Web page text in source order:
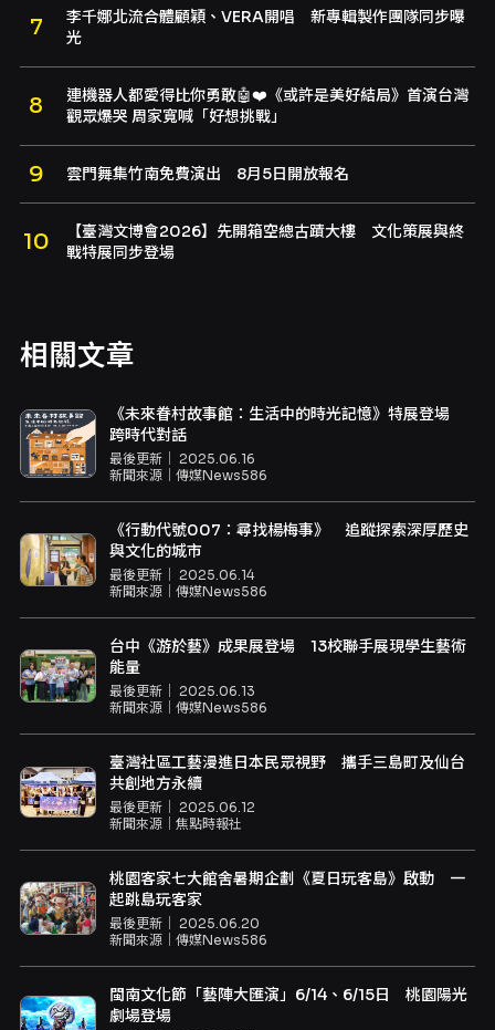
李千娜北流合體顧穎、VERA開唱 新專輯製作團隊同步曝
光
連機器人都愛得比你勇敢🤖❤️《或許是美好結局》首演台灣
觀眾爆哭 周家寬喊「好想挑戰」
雲門舞集竹南免費演出 8月5日開放報名
【臺灣文博會2026】先開箱空總古蹟大樓 文化策展與終
戰特展同步登場
相關文章
《未來眷村故事館：生活中的時光記憶》特展登場
跨時代對話
最後更新｜ 2025.06.16
新聞來源｜ 傳媒News586
《行動代號007：尋找楊梅事》 追蹤探索深厚歷史
與文化的城市
最後更新｜ 2025.06.14
新聞來源｜ 傳媒News586
台中《游於藝》成果展登場 13校聯手展現學生藝術
能量
最後更新｜ 2025.06.13
新聞來源｜ 傳媒News586
臺灣社區工藝漫進日本民眾視野 攜手三島町及仙台
共創地方永續
最後更新｜ 2025.06.12
新聞來源｜ 焦點時報社
桃園客家七大館舍暑期企劃《夏日玩客島》啟動 一
起跳島玩客家
最後更新｜ 2025.06.20
新聞來源｜ 傳媒News586
閩南文化節「藝陣大匯演」6/14、6/15日 桃園陽光
劇場登場